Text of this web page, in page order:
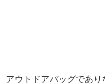
ウトドアバッグであ